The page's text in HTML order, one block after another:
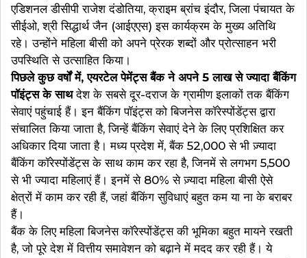
एडिशनल डीसीपी राजेश दंडोतिया, क्राइम ब्रांच इंदौर, जिला पंचायत के
सीईओ, श्री सिद्धार्थ जैन (आईएएस) इस कार्यक्रम के मुख्य अतिथि
रहे। उन्होंने महिला बीसी को अपने प्रेरक शब्दों और प्रोत्साहन भरी
उपस्थिति से उत्साहित किया।
पिछले कुछ वर्षों में, एयरटेल पेमेंट्स बैंक ने अपने 5 लाख से ज्यादा बैंकिंग
पॉइंट्स के साथदेश के सबसे दूर-दराज के ग्रामीण इलाकों तक बैंकिंग
सेवाएं पहुंचाई हैं। इन बैंकिंग पॉइंट्स को बिजनेस कॉरेस्पोंडेंट्स द्वारा
संचालित किया जाता है, जिन्हें बैंकिंग सेवाएं देने के लिए प्रशिक्षित कर
अधिकार दिया जाता है। मध्य प्रदेश में, बैंक 52,000 से भी ज़्यादा
बैंकिंग कॉरेस्पोंडेंट्स के साथ काम कर रहा है, जिनमें से लगभग 5,500
से भी ज्यादा महिलाएं हैं। इनमें से 80% से ज़्यादा महिला बीसी ऐसे
क्षेत्रों में काम कर रही हैं, जहां बैंकिंग सुविधाएं बहुत कम या ना के बराबर
हैं।
बैंक के लिए महिला बिजनेस कॉरेस्पोंडेंट्स की भूमिका बहुत मायने रखती
है, जो पूरे देश में वित्तीय समावेशन को बढ़ाने में मदद कर रही हैं। ये